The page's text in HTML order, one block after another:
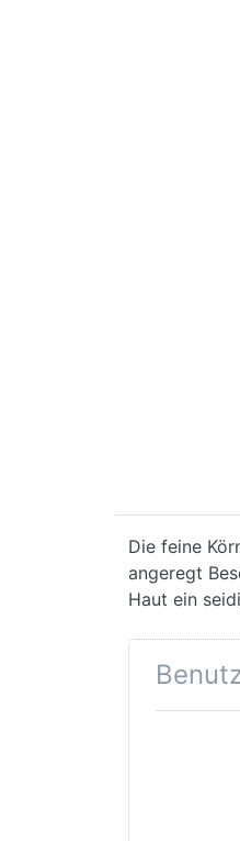
Die feine
angeregt
Haut ein